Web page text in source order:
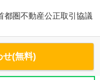
都圏不動産公正取引協議
せ(無料)